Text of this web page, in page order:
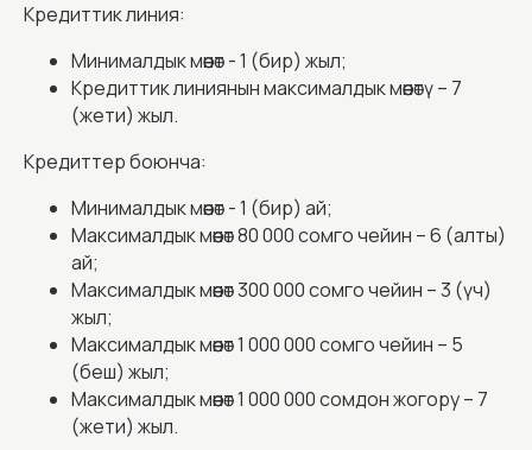
Кредиттик линия:
Минималдык мөөнөт - 1 (бир) жыл;
Кредиттик линиянын максималдык мөөнөтү – 7
(жети) жыл.
Кредиттер боюнча:
Минималдык мөөнөт - 1 (бир) ай;
Максималдык мөөнөт 80 000 сомго чейин – 6 (алты)
ай;
Максималдык мөөнөт 300 000 сомго чейин – 3 (үч)
жыл;
Максималдык мөөнөт 1 000 000 сомго чейин – 5
(беш) жыл;
Максималдык мөөнөт 1 000 000 сомдон жогору – 7
(жети) жыл.